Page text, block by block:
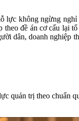
lực không ngừng
theo đề án cơ cấu lại
dân, doanh nghiệp
quản trị theo chuẩn